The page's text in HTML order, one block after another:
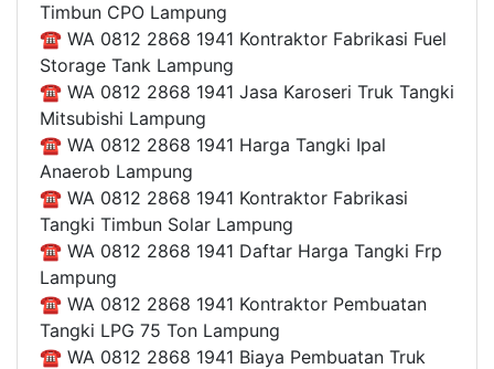
Timbun CPO Lampung
☎ WA 0812 2868 1941 Kontraktor Fabrikasi Fuel
Storage Tank Lampung
☎ WA 0812 2868 1941 Jasa Karoseri Truk Tangki
Mitsubishi Lampung
☎ WA 0812 2868 1941 Harga Tangki Ipal
Anaerob Lampung
☎ WA 0812 2868 1941 Kontraktor Fabrikasi
Tangki Timbun Solar Lampung
☎ WA 0812 2868 1941 Daftar Harga Tangki Frp
Lampung
☎ WA 0812 2868 1941 Kontraktor Pembuatan
Tangki LPG 75 Ton Lampung
☎ WA 0812 2868 1941 Biaya Pembuatan Truk